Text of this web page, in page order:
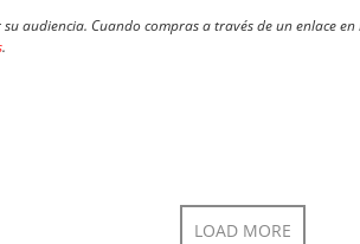
audiencia. Cuando compras a través de un enlace
.
LOAD MORE